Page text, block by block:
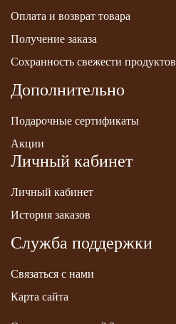
Оплата и возврат товара
Получение заказа
Сохранность свежести продуктов
Дополнительно
Подарочные сертификаты
Акции
Личный кабинет
Личный кабинет
История заказов
Служба поддержки
Связаться с нами
Карта сайта